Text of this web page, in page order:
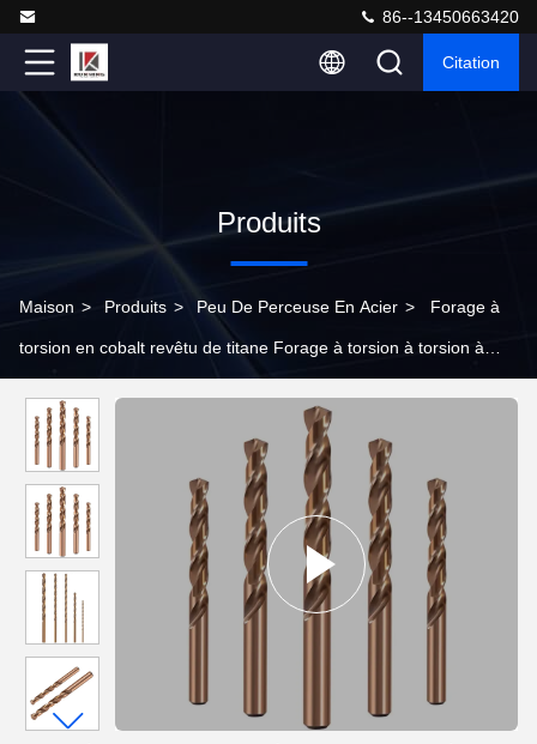
86--13450663420
Citation
Produits
Maison > Produits > Peu De Perceuse En Acier > Forage à
torsion en cobalt revêtu de titane Forage à torsion à torsion à